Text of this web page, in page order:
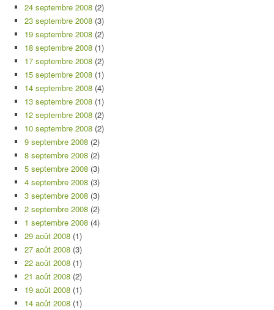
24 septembre 2008 (2)
23 septembre 2008 (3)
19 septembre 2008 (2)
18 septembre 2008 (1)
17 septembre 2008 (2)
15 septembre 2008 (1)
14 septembre 2008 (4)
13 septembre 2008 (1)
12 septembre 2008 (2)
10 septembre 2008 (2)
9 septembre 2008 (2)
8 septembre 2008 (2)
5 septembre 2008 (3)
4 septembre 2008 (3)
3 septembre 2008 (3)
2 septembre 2008 (2)
1 septembre 2008 (4)
29 août 2008 (1)
27 août 2008 (3)
22 août 2008 (1)
21 août 2008 (2)
19 août 2008 (1)
14 août 2008 (1)